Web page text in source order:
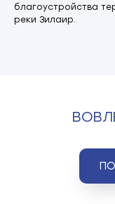
благоустройства
реки Зилаир.
интервью